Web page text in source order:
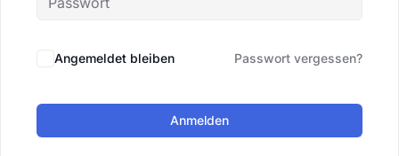
Angemeldet bleiben Passwort vergessen?
Anmelden